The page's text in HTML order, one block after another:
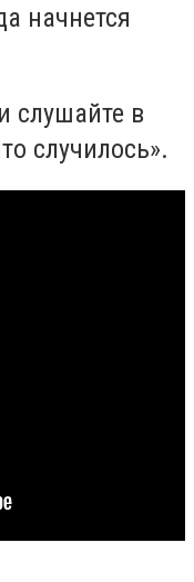
начнется
слушайте в
случилось».